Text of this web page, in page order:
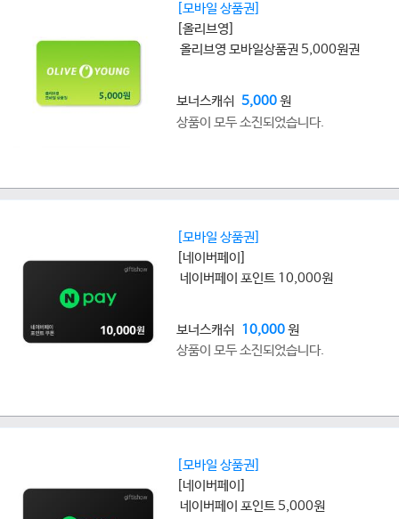
[모바일 상품권]
[올리브영]
올리브영 모바일상품권 5,000원권
보너스캐쉬 5,000원
상품이 모두 소진되었습니다.
[모바일 상품권]
[네이버페이]
네이버페이 포인트 10,000원
보너스캐쉬 10,000원
상품이 모두 소진되었습니다.
[모바일 상품권]
[네이버페이]
네이버페이 포인트 5,000원